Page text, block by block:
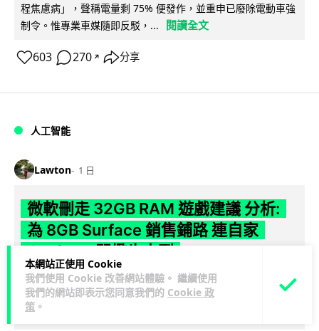
本網站正使用 Cookie
我們使用 Cookie 改善網站體驗。 繼續使用
我們的網站即表示您同意我們的 Cookie 政
策 。
程焦慮病」，聲稱電量剩 75% 便發作，並重申已廢除電動車強
制令。惟專業車媒隨即反駁，...
閱讀全文
603 270 ↗ 分享
人工智能
Lawton 1 日
微軟刪走 32GB RAM 遊戲建議 分析:
為 8GB Surface 銷售鋪路 連自家
Copilot+ 門檻也未到
Microsoft 被發現靜靜刪除官方網站上，對遊戲玩家要為電腦配
置 32GB RAM 的建議。分析指微軟同時新推出的 8GB RAM 入
門...